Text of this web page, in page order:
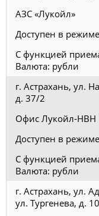
АЗС «Лукойл»
Доступен в
С функцией
Валюта: рубли
г. Астрахань, ул.
д. 37/2
Офис Лукойл-НВН
Доступен в
С функцией
Валюта: рубли
г. Астрахань, ул.
ул. Тургенева, д. 10